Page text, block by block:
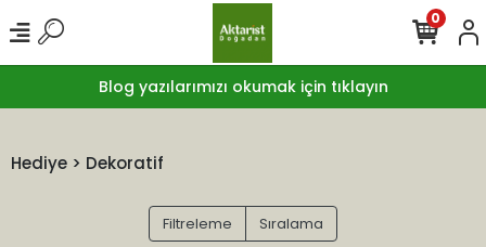
Blog yazılarımızı okumak için tıklayın
0
Hediye > Dekoratif
Filtreleme Sıralama